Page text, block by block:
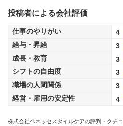
投稿者による会社評価
仕事のやりがい
4
給与・昇給
3
成長・教育
3
シフトの自由度
3
職場の人間関係
3
経営・雇用の安定性
4
株式会社ベネッセスタイルケアの評判・クチ